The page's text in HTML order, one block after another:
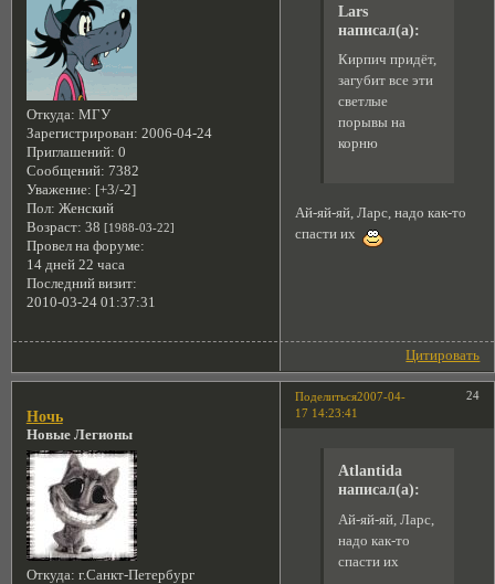
Откуда: МГУ
Зарегистрирован: 2006-04-24
Приглашений: 0
Сообщений: 7382
Уважение: [+3/-2]
Пол: Женский
Возраст: 38 [1988-03-22]
Провел на форуме:
14 дней 22 часа
Последний визит:
2010-03-24 01:37:31
Lars
написал(а):
Кирпич придёт,
загубит все эти
светлые
порывы на
корню
Ай-яй-яй, Ларс, надо как-то
спасти их
Цитировать
Поделиться 24
2007-04-
17 14:23:41
Ночь
Новые Легионы
Откуда: г.Санкт-Петербург
Atlantida
написал(а):
Ай-яй-яй, Ларс,
надо как-то
спасти их